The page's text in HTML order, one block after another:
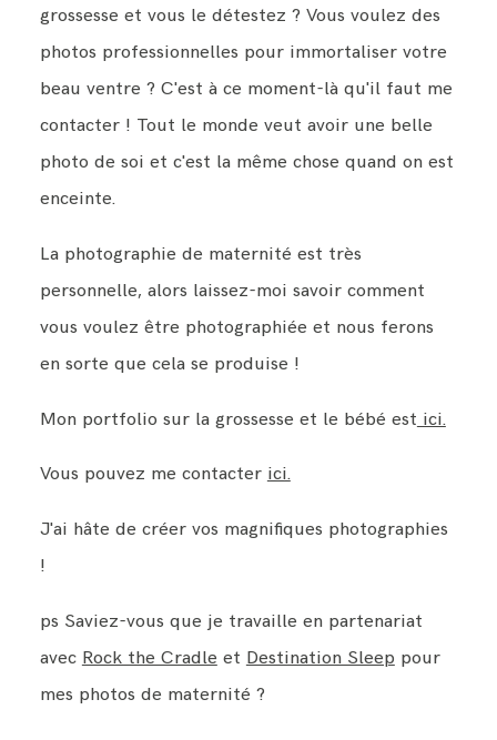
grossesse et vous le détestez ? Vous voulez des
photos professionnelles pour immortaliser votre
beau ventre ? C'est à ce moment-là qu'il faut me
contacter ! Tout le monde veut avoir une belle
photo de soi et c'est la même chose quand on est
enceinte.
La photographie de maternité est très
personnelle, alors laissez-moi savoir comment
vous voulez être photographiée et nous ferons
en sorte que cela se produise !
Mon portfolio sur la grossesse et le bébé est ici.
Vous pouvez me contacter ici.
J'ai hâte de créer vos magnifiques photographies
!
ps Saviez-vous que je travaille en partenariat
avec Rock the Cradle et Destination Sleep pour
mes photos de maternité ?